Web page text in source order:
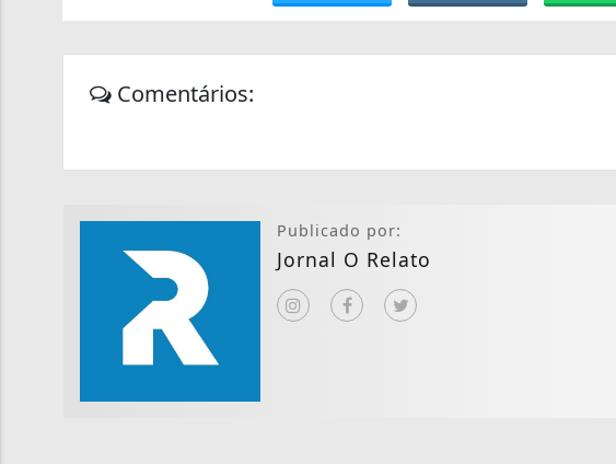
Comentários:
Publicado por:
Jornal O Relato